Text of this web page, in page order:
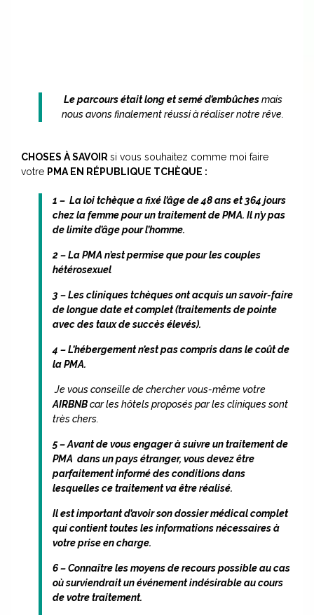
Le parcours était long et semé d’embûchesmais
nous avons finalement réussi à réaliser notre rêve.
CHOSES À SAVOIR si vous souhaitez comme moi faire
votre PMA EN RÉPUBLIQUE TCHÈQUE :
1 – La loi tchèque a fixé l’âge de 48 ans et 364 jours
chez la femme pour un traitement de PMA. Il n’y pas
de limite d’âge pour l’homme.
2 – La PMA n’est permise que pour les couples
hétérosexuel
3 – Les cliniques tchèques ont acquis un savoir-faire
de longue date et complet (traitements de pointe
avec des taux de succès élevés).
4 – L’hébergement n’est pas compris dans le coût de
la PMA.
Je vous conseille de chercher vous-même votre
AIRBNBcar les hôtels proposés par les cliniques sont
très chers.
5 – Avant de vous engager à suivre un traitement de
PMA dans un pays étranger, vous devez être
parfaitement informé des conditions dans
lesquelles ce traitement va être réalisé.
Il est important d’avoir son dossier médical complet
qui contient toutes les informations nécessaires à
votre prise en charge.
6 – Connaître les moyens de recours possible au cas
où surviendrait un événement indésirable au cours
de votre traitement.